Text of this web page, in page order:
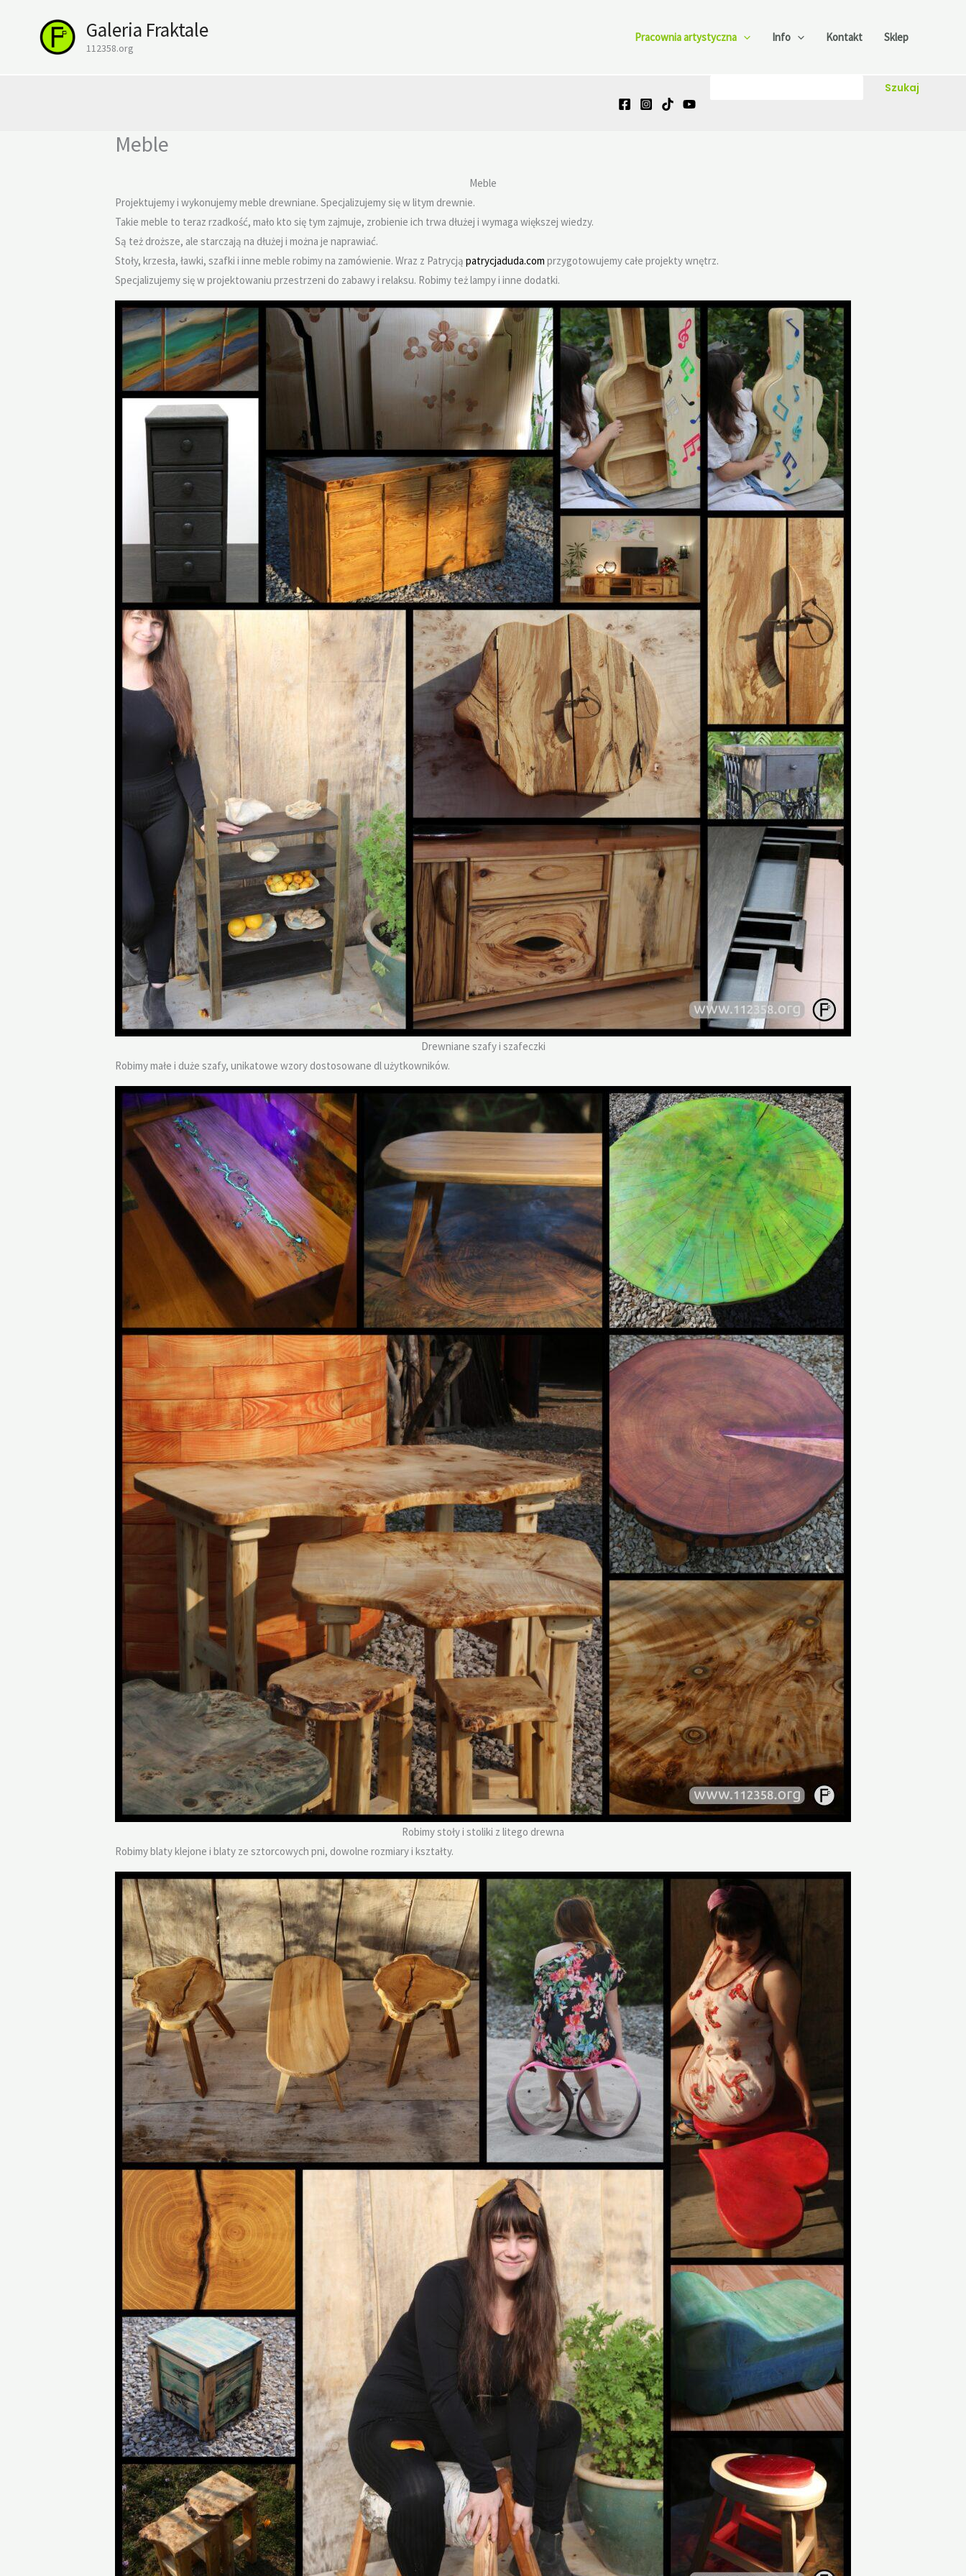
Galeria Fraktale
112358.org
Pracownia artystyczna Info Kontakt Sklep
Szukaj
Meble
Meble
Projektujemy i wykonujemy meble drewniane. Specjalizujemy się w litym drewnie.
Takie meble to teraz rzadkość, mało kto się tym zajmuje, zrobienie ich trwa dłużej i wymaga większej wiedzy.
Są też droższe, ale starczają na dłużej i można je naprawiać.
Stoły, krzesła, ławki, szafki i inne meble robimy na zamówienie. Wraz z Patrycją patrycjaduda.com przygotowujemy całe projekty wnętrz.
Specjalizujemy się w projektowaniu przestrzeni do zabawy i relaksu. Robimy też lampy i inne dodatki.
Drewniane szafy i szafeczki
Robimy małe i duże szafy, unikatowe wzory dostosowane dl użytkowników.
Robimy stoły i stoliki z litego drewna
Robimy blaty klejone i blaty ze sztorcowych pni, dowolne rozmiary i kształty.